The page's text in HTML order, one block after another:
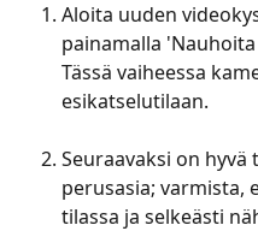
Aloita uuden
painamalla
Tässä vaiheessa
esikatselutilaan.
Seuraavaksi on
perusasia; varmista,
tilassa ja selkeästi